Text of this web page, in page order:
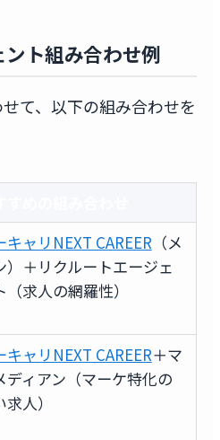
ト組み合わせ例
て、以下の組み合わせを
キャリNEXT CAREER（メ
）＋リクルートエージェ
（求人の網羅性）
キャリNEXT CAREER＋マ
ディアン（マーケ特化の
人）